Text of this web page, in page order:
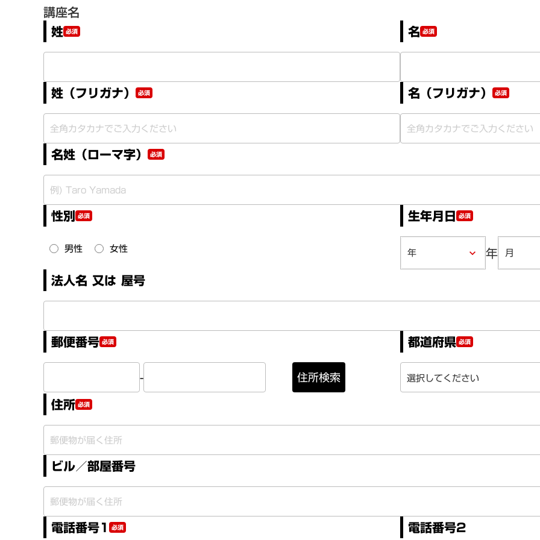
講座名
姓 必須 名 必須
姓（フリガナ） 必須 名（フリガナ） 必須
名姓（ローマ字） 必須
性別 必須
男性 女性
生年月日 必須
keyboard_arrow_down 年
法人名 又は 屋号
郵便番号 必須
- 住所検索
都道府県 必須
住所 必須
ビル／部屋番号
電話番号1 必須 電話番号2